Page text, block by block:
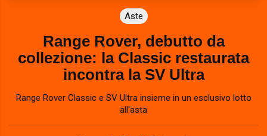
Aste
Range Rover, debutto da
collezione: la Classic restaurata
incontra la SV Ultra
Range Rover Classic e SV Ultra insieme in un esclusivo lotto
all'asta